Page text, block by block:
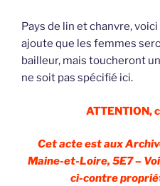
Pays de lin et chanvre,
ajoute que les femmes
bailleur, mais toucheront
ne soit pas spécifié ici.
ATTENTION,
Cet acte est aux
Maine-et-Loire, 5E7 –
ci-contre